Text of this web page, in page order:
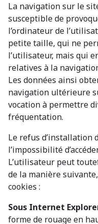
La navigation sur le
susceptible de
l’ordinateur de
petite taille, qui ne
l’utilisateur, mais qui
relatives à la
Les données ainsi
navigation ultérieure
vocation à permettre
fréquentation.
Le refus d’installation
l’impossibilité
L’utilisateur peut
de la manière
cookies :
Sous Internet
forme de rouage en